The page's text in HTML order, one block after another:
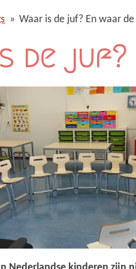
» Waar is de juf? En waar
de juf?